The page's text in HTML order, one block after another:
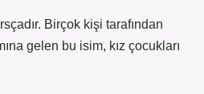
Birçok kişi tarafından
gelen bu isim, kız çocukları